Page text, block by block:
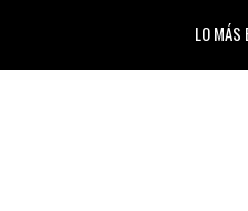
LO MÁS